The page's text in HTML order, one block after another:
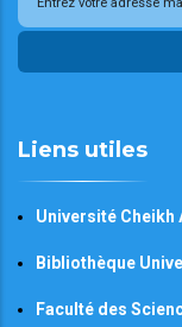
Liens utiles
Université Cheikh
Bibliothèque
Faculté des